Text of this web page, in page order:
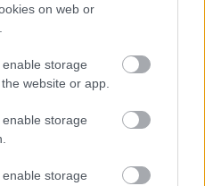
on web or
storage
website or app.
storage
storage